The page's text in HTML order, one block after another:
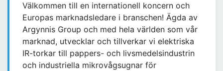
Välkommen till en internationell koncern och
Europas marknadsledare i branschen! Ägda av
Argynnis Group och med hela världen som vår
marknad, utvecklar och tillverkar vi elektriska
IR-torkar till pappers- och livsmedelsindustrin
och industriella mikrovågsugnar för